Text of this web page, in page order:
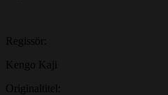
Regissör:
Kengo Kaji
Originaltitel: